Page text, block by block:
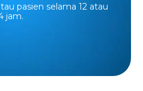
pasien selama 12 atau
jam.